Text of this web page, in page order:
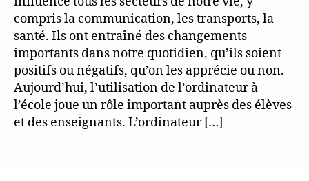
compris la communication, les transports, la
santé. Ils ont entraîné des changements
importants dans notre quotidien, qu’ils soient
positifs ou négatifs, qu’on les apprécie ou non.
Aujourd’hui, l’utilisation de l’ordinateur à
l’école joue un rôle important auprès des élèves
et des enseignants. L’ordinateur […]